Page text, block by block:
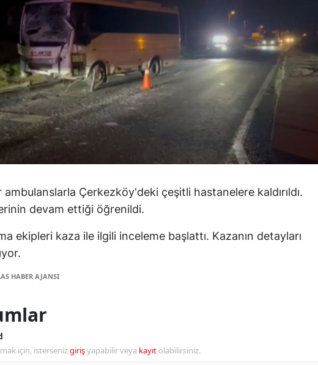
Kahramanmaraş
Mardin
Muğla
Muş
Niğde
Ordu
Rize
Sakarya
ambulanslarla Çerkezköy'deki çeşitli hastanelere kaldırıldı.
devam ettiği öğrenildi.
ekipleri kaza ile ilgili inceleme başlattı. Kazanın detayları
HABER AJANSI
için, istersenizgirişyapabilir veya kayıt olabilirsiniz.